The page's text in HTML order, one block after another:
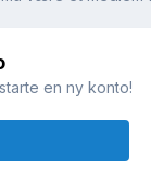
en ny konto!